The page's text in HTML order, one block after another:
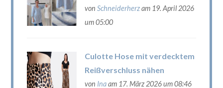
von Schneiderherzam 19. April 2026
um 05:00
Culotte Hose mit verdecktem
Reißverschluss nähen
von Inaam 17. März 2026 um 08:46